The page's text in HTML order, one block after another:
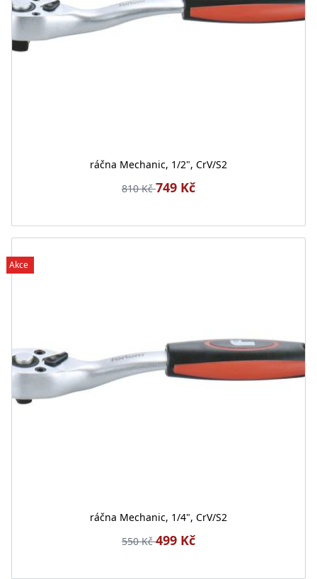
ráčna Mechanic, 1/2", CrV/S2
810 Kč749 Kč
Akce
ráčna Mechanic, 1/4", CrV/S2
550 Kč499 Kč